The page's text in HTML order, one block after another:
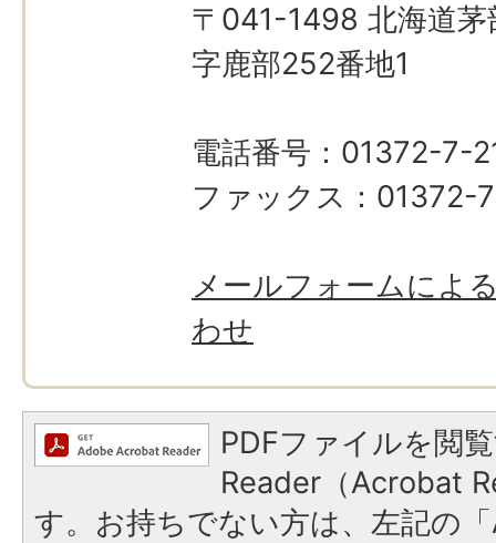
〒041-1498 北海道茅
字鹿部252番地1
電話番号：01372-7-
ファックス：01372-
メールフォームによ
わせ
PDFファイルを閲
Reader（Acrobat
す。お持ちでない方は、左記の